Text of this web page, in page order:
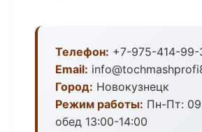
Телефон: +7-975-414-99-
Email:
Город: Новокузнецк
Режим работы: Пн-Пт:
обед 13:00-14:00